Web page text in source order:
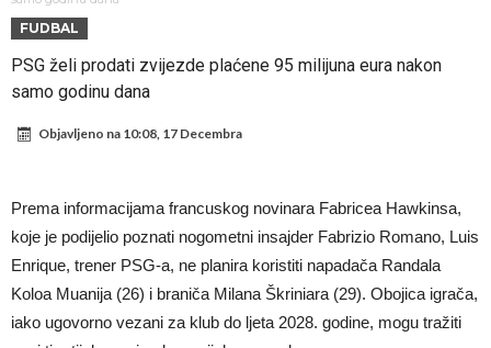
Suđenje o smrti Maradone: Noge su mu bile natečene, nije se htio
oprati
Ko je uvjerio Rodrija da izabere Barcelonu?
Samo dva fudbalska velikana uspjela su ostvariti “nemoguće”! Jedan
od njih je Messi, znate li ko je drugi?
Прijelom u transferu Romera? Inter nema dovoljno sredstava,
Atletico prati situaciju.
FUDBAL
PSG želi prodati zvijezde plaćene 95 milijuna eura nakon
samo godinu dana
Objavljeno na 10:08, 17 Decembra
Prema informacijama francuskog novinara Fabricea Hawkinsa,
koje je podijelio poznati nogometni insajder Fabrizio Romano, Luis
Enrique, trener PSG-a, ne planira koristiti napadača Randala
Koloa Muanija (26) i braniča Milana Škriniara (29). Obojica igrača,
iako ugovorno vezani za klub do ljeta 2028. godine, mogu tražiti